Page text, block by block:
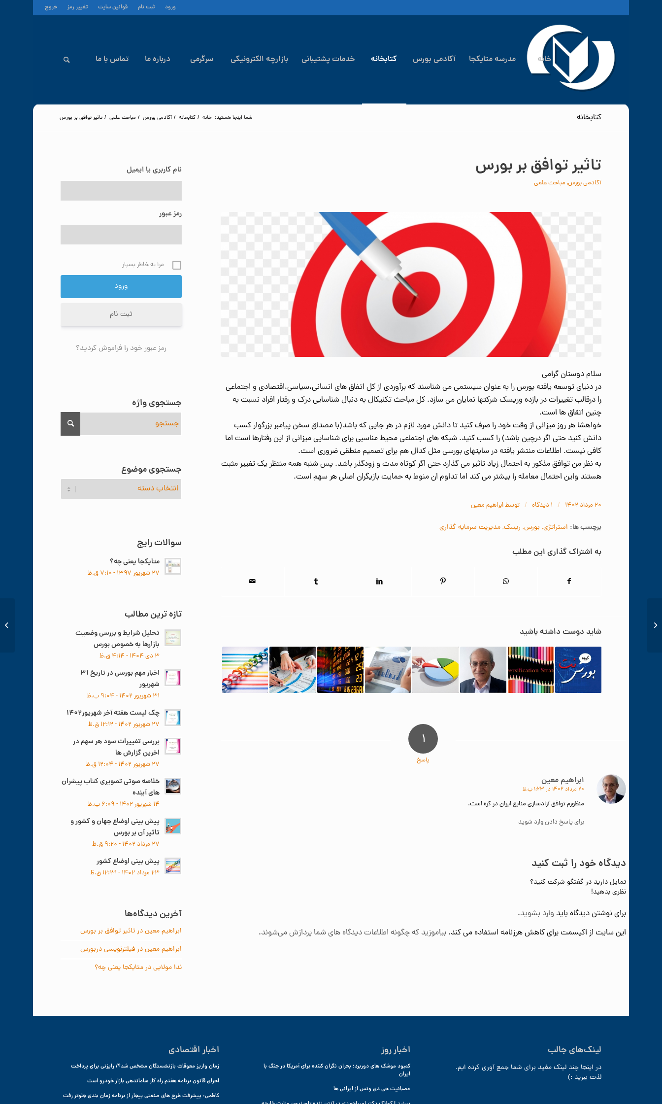
ورود ثبت نام قوانین سایت تغییر رمز خروج
خانه مدرسه متایکجا آکادمی بورس کتابخانه خدمات پشتیبانی بازارچه الکترونیکی سرگرمی درباره ما تماس با ما
کتابخانه شما اینجا هستید: خانه / کتابخانه / آکادمی بورس / مباحث علمی / تاثیر توافق بر بورس
تاثیر توافق بر بورس
آکادمی بورس, مباحث علمی
سلام دوستان گرامی
در دنیای توسعه یافته بورس را به عنوان سیستمی می شناسند که برآوردی از کل اتفاق های انسانی،سیاسی،اقتصادی و اجتماعی
را درقالب تغییرات در بازده وریسک شرکتها نمایان می سازد. کل مباحث تکنیکال به دنبال شناسایی درک و رفتار افراد نسبت به
چنین اتقاق ها است.
خواهشا هر روز میزانی از وقت خود را صرف کنید تا دانش مورد لازم در هر جایی که باشد(با مصداق سخن پیامبر بزرگوار کسب
دانش کنید حتی اگر درچین باشد) را کسب کنید. شبکه های اجتماعی محیط مناسبی برای شناسایی میزانی از این رفتارها است اما
کافی نیست. اطلاعات منتشر یافته در سایتهای بورسی مثل کدال هم برای تصمیم منطقی ضروری است.
به نظر من توافق مذکور به احتمال زیاد تاثیر می گذارد حتی اگر کوتاه مدت و زودگذر باشد. پس شنبه همه منتظر یک تغییر مثبت
هستند واین احتمال معامله را بیشتر می کند اما تداوم ان منوط به حمایت بازیگران اصلی هر سهم است.
۲۰ مرداد ۱۴۰۲ / ۱ دیدگاه / توسطابراهیم معین
برچسب ها: استراتژی, بورس, ریسک,مدیریت سرمایه گذاری
به اشتراک گذاری این مطلب
شاید دوست داشته باشید
۱
پاسخ
ابراهیم معین
گفته:۲۰ مرداد ۱۴۰۲ در ۱:۲۳ ب.ظ
منظورم توافق آزادسازی منابع ایران در کره است.
برای پاسخ دادن وارد شوید
دیدگاه خود را ثبت کنید
تمایل دارید در گفتگو شرکت کنید؟
نظری بدهید!
برای نوشتن دیدگاه باید وارد بشوید.
این سایت از اکیسمت برای کاهش هرزنامه استفاده می کند.بیاموزید که چگونه اطلاعات دیدگاه های شما پردازش می‌شوند.
نام کاربری یا ایمیل
رمز عبور
مرا به خاطر بسپار
ثبت نام
رمز عبور خود را فراموش کردید؟
جستجوی واژه
جستجوی موضوع
جستجوی
موضوع
سوالات رایج
متایکجا یعنی چه؟
۲۷ شهریور ۱۳۹۷ - ۷:۱۰ ق.ظ
تازه ترین مطالب
تحلیل شرایط و بررسی وضعیت
بازارها به خصوص بورس
۳ دی ۱۴۰۴ - ۴:۱۴ ق.ظ
اخبار مهم بورسی در تاریخ ۳۱
شهریور
۳۱ شهریور ۱۴۰۲ - ۹:۰۴ ب.ظ
چک لیست هفته آخر شهریور۱۴۰۲
۲۷ شهریور ۱۴۰۲ - ۱۲:۱۲ ق.ظ
بررسی تغییرات سود هر سهم در
اخرین گزارش ها
۲۷ شهریور ۱۴۰۲ - ۱۲:۰۴ ق.ظ
خلاصه صوتی تصویری کتاب پیشران
های آینده
۱۴ شهریور ۱۴۰۲ - ۶:۰۹ ب.ظ
پیش بینی اوضاع جهان و کشور و
تاثیر آن بر بورس
۲۷ مرداد ۱۴۰۲ - ۹:۲۰ ق.ظ
پیش بینی اوضاع کشور
۲۳ مرداد ۱۴۰۲ - ۱۲:۳۱ ق.ظ
آخرین دیدگاه‌ها
ابراهیم معیندرتاثیر توافق بر بورس
ابراهیم معیندرفیلترنویسی دربورس
ندا مولاییدرمتایکجا یعنی چه؟
لینک‌های جالب
در اینجا چند لینک مفید برای شما جمع آوری کرده ایم.
لذت ببرید :)
اخبار روز
کمبود موشک های دوربرد؛ بحران نگران کننده برای آمریکا در جنگ با
ایران
عصبانیت جی دی ونس از ایرانی ها
اخبار اقتصادی
زمان واریز معوقات بازنشستگان مشخص شد؟/ رایزنی برای پرداخت
اجرای قانون برنامه هفتم راه کار ساماندهی بازار خودرو است
کاظمی: پیشرفت طرح های صنعتی بیجار از برنامه زمان بندی جلوتر رفت
بورس